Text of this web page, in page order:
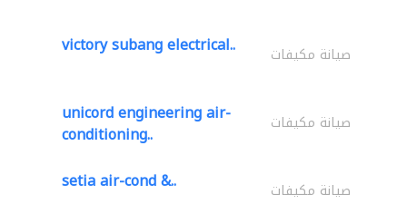
victory subang electrical.. صيانة مكيفات
unicord engineering air-
conditioning.. صيانة مكيفات
setia air-cond &.. صيانة مكيفات